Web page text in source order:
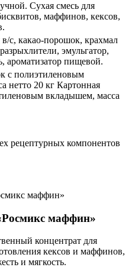
Сухая смесь для
маффинов, кексов,
с, какао-порошок, крахмал
эмульгатор,
ароматизатор пищевой.
с полиэтиленовым
нетто 20 кг Картонная
вкладышем, масса
рецептурных компонентов
маффин»
концентрат для
кексов и маффинов,
и мягкость.